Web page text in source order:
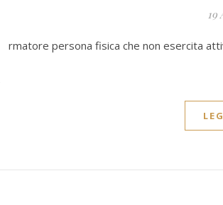
19
rmatore persona fisica che non esercita